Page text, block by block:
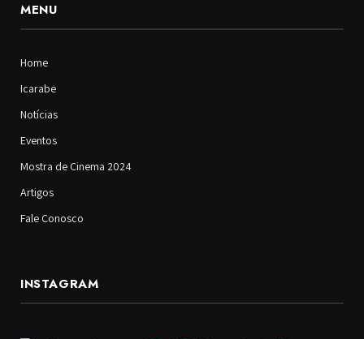
MENU
Home
Icarabe
Notícias
Eventos
Mostra de Cinema 2024
Artigos
Fale Conosco
INSTAGRAM